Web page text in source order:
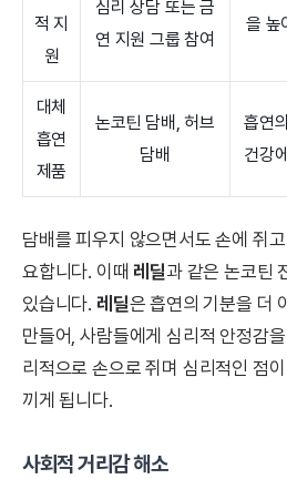
적 지
원
심리 상담 또는 금
연 지원 그룹 참여
을 높
대체
흡연
제품
논코틴 담배, 허브
담배
흡연
건강
담배를 피우지 않으면서도 손에 쥐
요합니다. 이때 레딜과 같은 논코틴
있습니다. 레딜은 흡연의 기분을 더
만들어, 사람들에게 심리적 안정감
리적으로 손으로 쥐며 심리적인 점
끼게 됩니다.
사회적 거리감 해소